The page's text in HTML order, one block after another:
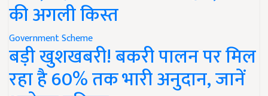
की अगली किस्त
Government Scheme
बड़ी खुशखबरी! बकरी पालन पर मिल
रहा है 60% तक भारी अनुदान, जानें